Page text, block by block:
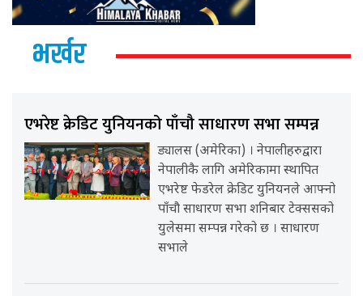
भर्खर
एभरेष्ट क्रेडिट युनियनको पाँचौ साधारण सभा सम्पन्न
ड्यालस (अमेरिका) । नेपालीहरुद्वारा
नेपालीकै लागि अमेरिकामा स्थापित
एभरेष्ट फेडरेल क्रेडिट युनियनले आफ्नो
पाँचौ साधारण सभा शनिबार टेक्ससको
युलेसमा सम्पन्न गरेको छ । साधारण
सभाले